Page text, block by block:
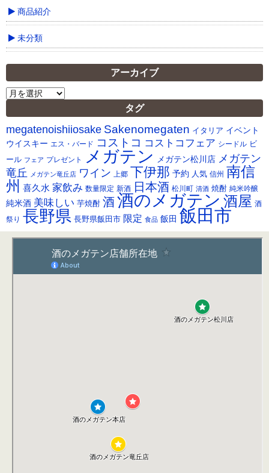
商品紹介
未分類
アーカイブ
ア
カ
イ
ブ
タグ
megatenoishiiosake Sakenomegaten イタリア イベント
ウイスキー エス・バード コストコ コストコフェア シードル ビ
ール フェア プレゼント メガテン メガテン松川店 メガテン
竜丘
メガテン竜丘店 ワイン 上郷 下伊那 予約 人気 信州 南信
州 喜久水 家飲み 数量限定 新酒 日本酒 松川町 清酒 焼酎 純米吟醸
純米酒 美味しい 芋焼酎 酒酒のメガテン 酒屋 酒
祭り 長野県 長野県飯田市 限定 食品 飯田 飯田市